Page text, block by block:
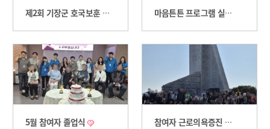
제2회 기장군 호국보훈 감사제 마음튼튼 프로그램 실시
5월 참여자 졸업식 참여자 근로의욕증진 프로그램 '봄바람 타고 떠나는 힐링 여행'